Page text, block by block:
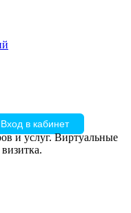
Вход в кабинет
и услуг. Виртуальные